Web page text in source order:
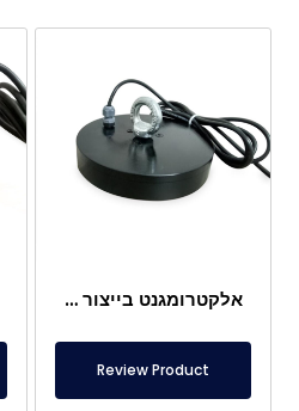
אלקטרומגנט בייצור מיוחד Ø200 מ"מ
Review Product